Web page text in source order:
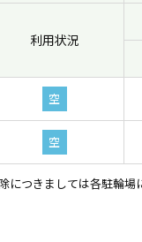
利用状況
空
空
つきましては各駐輪場